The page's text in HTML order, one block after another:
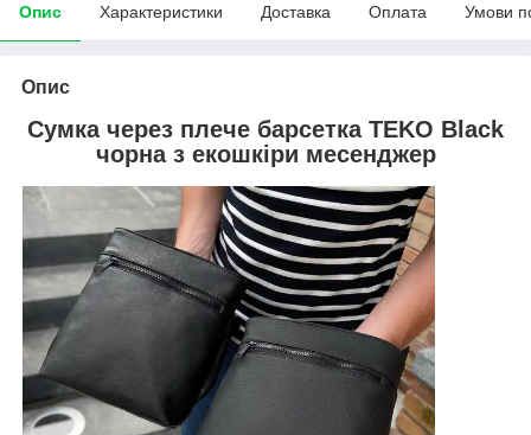
Опис Характеристики Доставка Оплата Умови
Опис
Cумка через плече барсетка TEKO Black
чорна з екошкіри месенджер